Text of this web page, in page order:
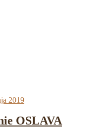
2019
OSLAVA